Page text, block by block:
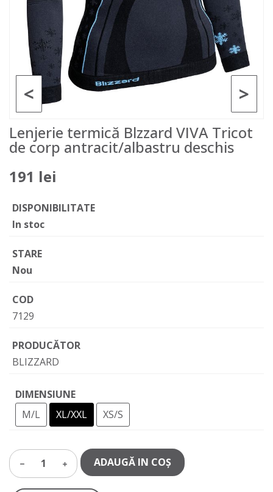
>
<
Lenjerie termică Blzzard VIVA Tricot
de corp antracit/albastru deschis
191 lei
DISPONIBILITATE
In stoc
STARE
Nou
COD
7129
PRODUCĂTOR
BLIZZARD
DIMENSIUNE
M/L
XL/XXL XS/S
1 ADAUGĂ IN COŞ